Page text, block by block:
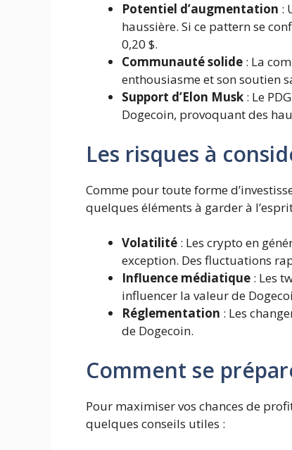
Potentiel d’augmentation :
haussière. Si ce pattern se
0,20 $.
Communauté solide : La
enthousiasme et son soutien
Support d’Elon Musk : Le
Dogecoin, provoquant des
Les risques à
Comme pour toute forme
quelques éléments à garder à
Volatilité : Les crypto en
exception. Des fluctuations
Influence médiatique : Les
influencer la valeur de
Réglementation : Les
de Dogecoin.
Comment se
Pour maximiser vos chances de
quelques conseils utiles :